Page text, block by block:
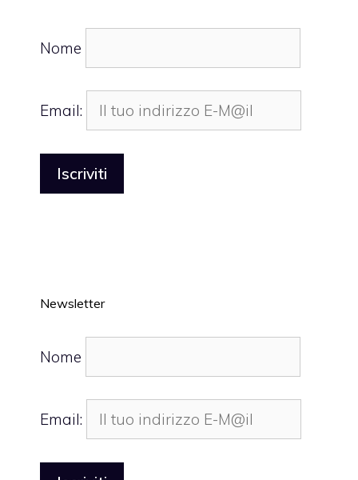
Nome
Email:
Newsletter
Nome
Email: